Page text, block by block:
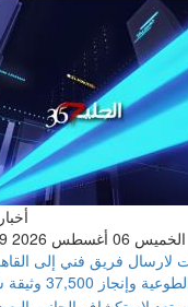
الخميس 06 أغسطس 2026 12:59 صباحاً
لارسال فريق فني إلى
وإنجاز 37,500 وثيقة سفر اضطرارية